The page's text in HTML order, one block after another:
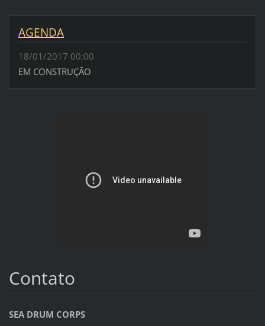
AGENDA
18/01/2017 00:00
EM CONSTRUÇÃO
Contato
SEA DRUM CORPS